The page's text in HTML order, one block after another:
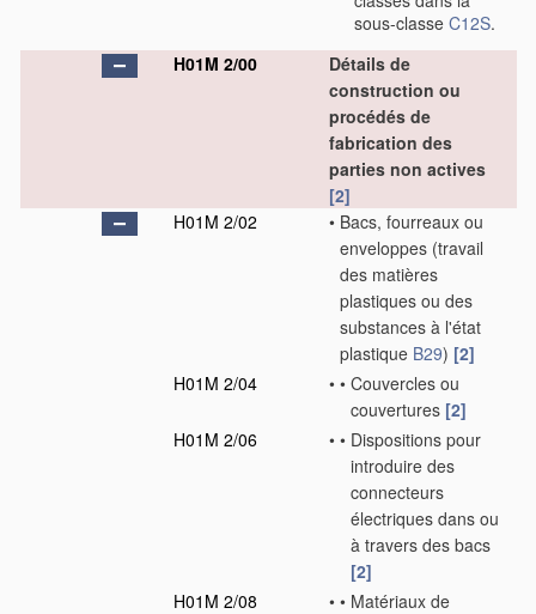
sous-classe C12S.
H01M 2/00
Détails de
construction ou
procédés de
fabrication des
parties non actives
[2]
H01M 2/02
• Bacs, fourreaux ou
enveloppes (travail
des matières
plastiques ou des
substances à l'état
plastique B29) [2]
H01M 2/04
• • Couvercles ou
couvertures [2]
H01M 2/06
• • Dispositions pour
introduire des
connecteurs
électriques dans ou
à travers des bacs
[2]
H01M 2/08
• • Matériaux de